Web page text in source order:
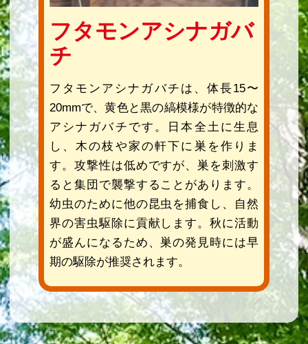
フタモンアシナガバ
チ
フタモンアシナガバチは、体長15〜
20mmで、黄色と黒の縞模様が特徴的な
アシナガバチです。日本全土に生息
し、木の枝や家の軒下に巣を作りま
す。攻撃性は低めですが、巣を刺激す
ると集団で襲撃することがあります。
幼虫のために他の昆虫を捕食し、自然
界の害虫駆除に貢献します。秋に活動
が盛んになるため、巣の発見時には早
期の駆除が推奨されます。